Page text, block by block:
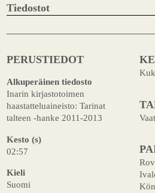
Tiedostot
PERUSTIEDOT
Alkuperäinen tiedosto
Inarin kirjastotoimen
haastatteluaineisto: Tarinat
talteen -hanke 2011-2013
Kesto (s)
02:57
Kieli
Suomi